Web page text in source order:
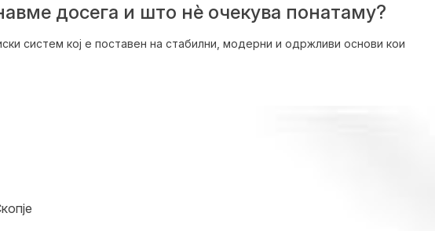
досега и што нѐ очекува понатаму?
систем кој е поставен на стабилни, модерни и одржливи основи кои